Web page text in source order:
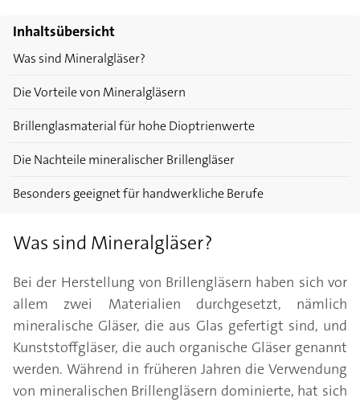
Inhaltsübersicht
Was sind Mineralgläser?
Die Vorteile von Mineralgläsern
Brillenglasmaterial für hohe Dioptrienwerte
Die Nachteile mineralischer Brillengläser
Besonders geeignet für handwerkliche Berufe
Was sind Mineralgläser?
Bei der Herstellung von Brillengläsern haben sich vor
allem zwei Materialien durchgesetzt, nämlich
mineralische Gläser, die aus Glas gefertigt sind, und
Kunststoffgläser, die auch organische Gläser genannt
werden. Während in früheren Jahren die Verwendung
von mineralischen Brillengläsern dominierte, hat sich